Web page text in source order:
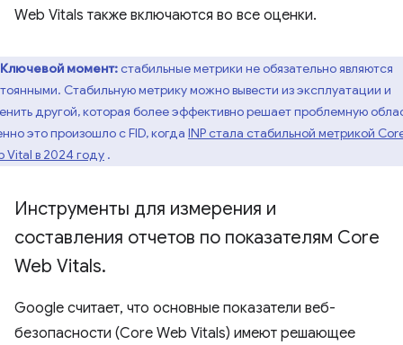
Web Vitals также включаются во все оценки.
Ключевой момент:стабильные метрики не обязательно являются
Стабильную метрику можно вывести из эксплуатации и
другой, которая более эффективно решает проблемную
это произошло с FID, когда INP стала стабильной метрикой
Vital в 2024 году .
Инструменты для измерения и
составления отчетов по показателям Core
Web Vitals.
Google считает, что основные показатели веб-
безопасности (Core Web Vitals) имеют решающее